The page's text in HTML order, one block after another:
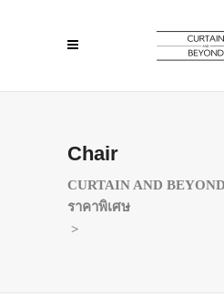
Chair
CURTAIN AND
ราคาพิเศษ
>